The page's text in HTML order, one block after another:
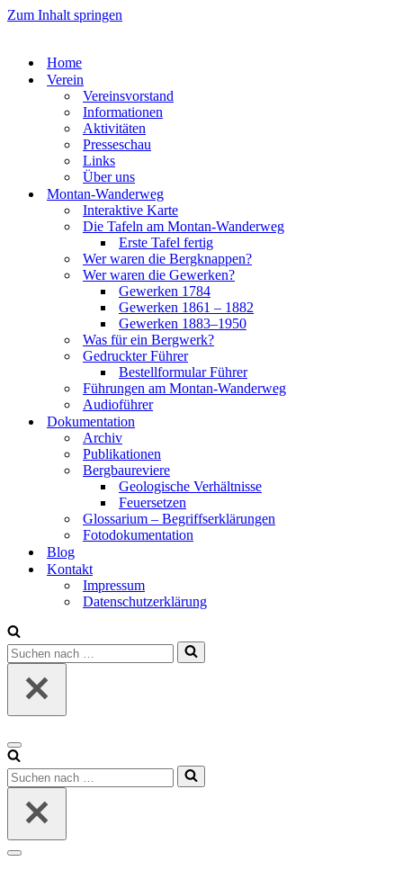
Zum Inhalt springen
Home
Ver­ein
Ver­eins­vor­stand
Infor­ma­tio­nen
Akti­vi­tä­ten
Pres­se­schau
Links
Über uns
Mon­­tan-Wan­­der­­weg
Inter­ak­ti­ve Kar­te
Die Tafeln am Mon­­tan-Wan­­der­­weg
Ers­te Tafel fer­tig
Wer waren die Berg­knap­pen?
Wer waren die Gewer­ken?
Gewer­ken 1784
Gewer­ken 1861 – 1882
Gewer­ken 1883–1950
Was für ein Berg­werk?
Gedruck­ter Füh­rer
Bestell­for­mu­lar Füh­rer
Füh­run­gen am Mon­­tan-Wan­­der­­weg
Audio­füh­rer
Doku­men­ta­ti­on
Archiv
Publi­ka­tio­nen
Berg­bau­re­vie­re
Geo­lo­gi­sche Ver­hält­nis­se
Feu­er­set­zen
Glos­sa­ri­um – Begriffs­er­klä­run­gen
Foto­do­ku­men­ta­ti­on
Blog
Kon­takt
Impres­sum
Daten­schutz­er­klä­rung
Suchen
nach …
Navigationsmenü
Suchen
nach …
Navigationsmenü